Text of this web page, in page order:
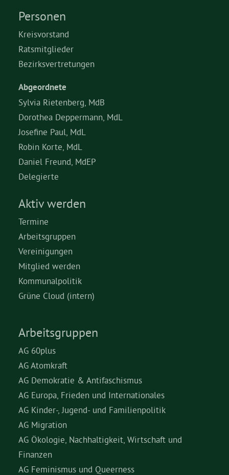
Personen
Kreisvorstand
Ratsmitglieder
Bezirksvertretungen
Abgeordnete
Sylvia Rietenberg, MdB
Dorothea Deppermann, MdL
Josefine Paul, MdL
Robin Korte, MdL
Daniel Freund, MdEP
Delegierte
Aktiv werden
Termine
Arbeitsgruppen
Vereinigungen
Mitglied werden
Kommunalpolitik
Grüne Cloud (intern)
Arbeitsgruppen
AG 60plus
AG Atomkraft
AG Demokratie & Antifaschismus
AG Europa, Frieden und Internationales
AG Kinder-, Jugend- und Familienpolitik
AG Migration
AG Ökologie, Nachhaltigkeit, Wirtschaft und
Finanzen
AG Feminismus und Queerness